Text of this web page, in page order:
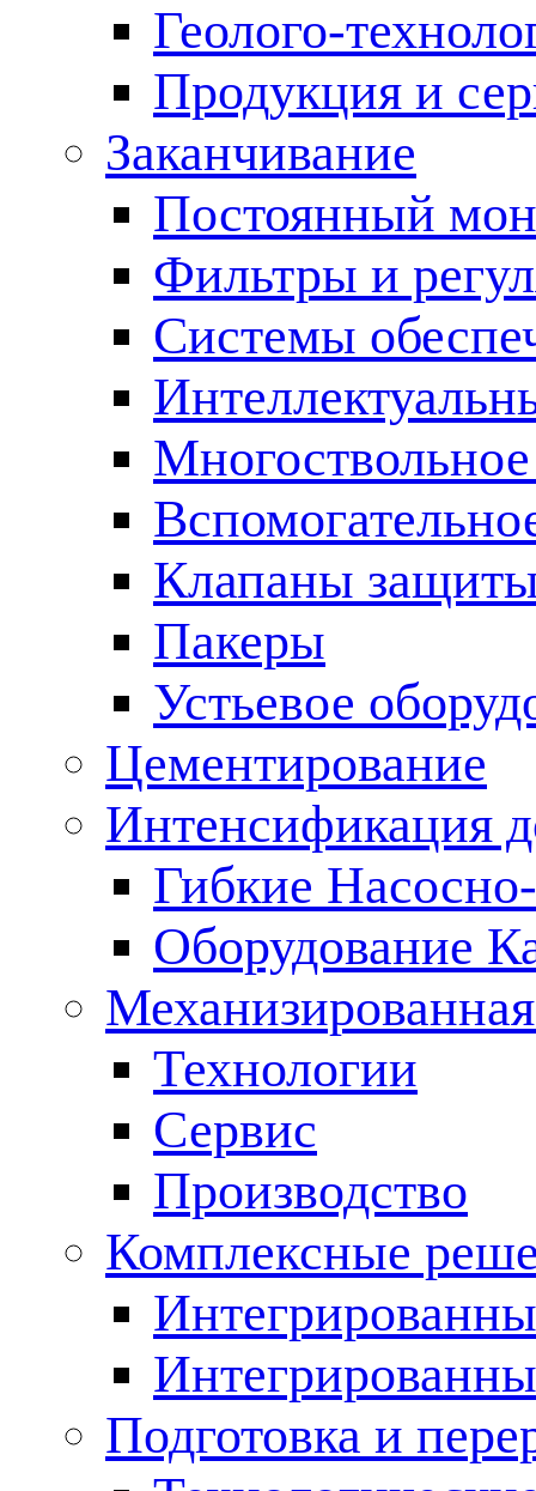
Геолого-
Продукция и
Заканчивание
Постоянный
Фильтры и
Cистемы
Клапаны
Пакеры
Устьевое
Цементирование
Интенсификация
Гибкие
Оборудование
Технологии
Сервис
Производство
Комплексные
Подготовка и